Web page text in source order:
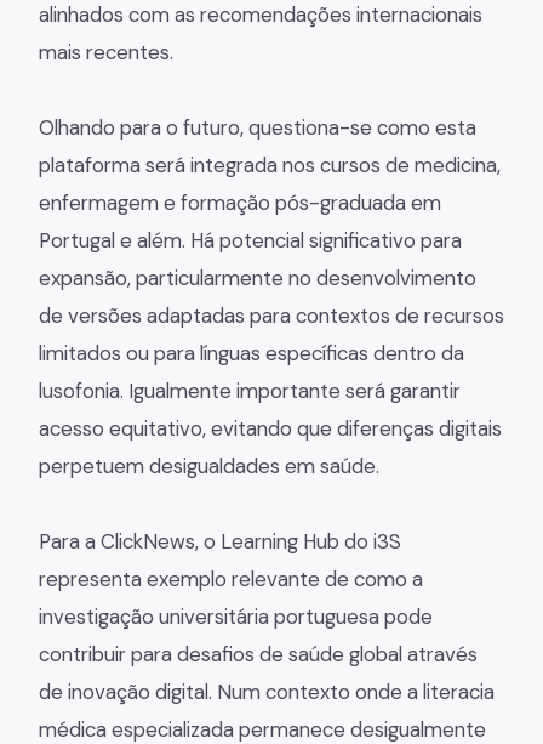
alinhados com as recomendações internacionais
mais recentes.
Olhando para o futuro, questiona-se como esta
plataforma será integrada nos cursos de medicina,
enfermagem e formação pós-graduada em
Portugal e além. Há potencial significativo para
expansão, particularmente no desenvolvimento
de versões adaptadas para contextos de recursos
limitados ou para línguas específicas dentro da
lusofonia. Igualmente importante será garantir
acesso equitativo, evitando que diferenças digitais
perpetuem desigualdades em saúde.
Para a ClickNews, o Learning Hub do i3S
representa exemplo relevante de como a
investigação universitária portuguesa pode
contribuir para desafios de saúde global através
de inovação digital. Num contexto onde a literacia
médica especializada permanece desigualmente